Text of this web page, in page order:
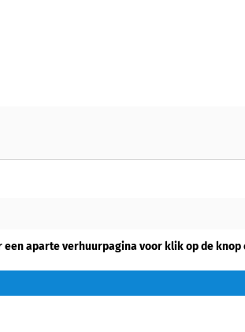
aparte verhuurpagina voor klik op de